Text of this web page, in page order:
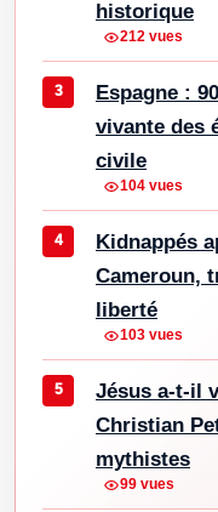
historique
212 vues
Espagne :
vivante des
civile
104 vues
Kidnappés
Cameroun,
liberté
103 vues
Jésus a-t-il
Christian
mythistes
99 vues